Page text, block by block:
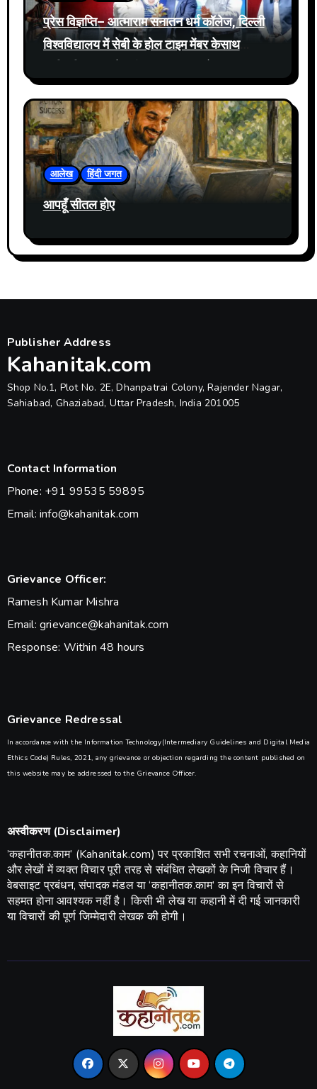
प्रेस विज्ञप्ति– आत्माराम सनातन धर्म कॉलेज, दिल्ली
विश्वविद्यालय में सेबी के होल टाइम मेंबर केसाथ
आयोजित
आलेख हिंदी जगत
आपहूँ सीतल होए
Publisher Address
Kahanitak.com
Shop No.1, Plot No. 2E, Dhanpatrai Colony, Rajender Nagar,
Sahiabad, Ghaziabad, Uttar Pradesh, India 201005
Contact Information
Phone: +91 99535 59895
Email: info@kahanitak.com
Grievance Officer:
Ramesh Kumar Mishra
Email: grievance@kahanitak.com
Response: Within 48 hours
Grievance Redressal
In accordance with the Information Technology(Intermediary Guidelines and Digital Media
Ethics Code) Rules, 2021, any grievance or objection regarding the content published on
this website may be addressed to the Grievance Officer.
अस्वीकरण (Disclaimer)
​’कहानीतक.काम’ (Kahanitak.com) पर प्रकाशित सभी रचनाओं, कहानियों
और लेखों में व्यक्त विचार पूरी तरह से संबंधित लेखकों के निजी विचार हैं।
वेबसाइट प्रबंधन, संपादक मंडल या ‘कहानीतक.काम’ का इन विचारों से
सहमत होना आवश्यक नहीं है। किसी भी लेख या कहानी में दी गई जानकारी
या विचारों की पूर्ण जिम्मेदारी लेखक की होगी।